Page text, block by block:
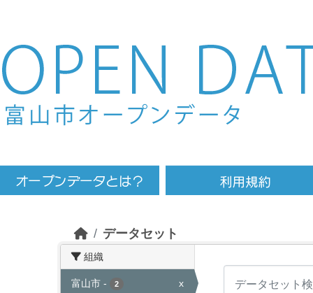
Skip to main content
データセット
組織
富山市 - 2 x